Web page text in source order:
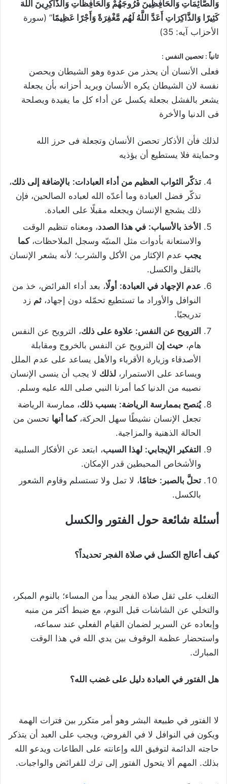
وَالصَّائِمَاتِ وَالْحَافِظِينَ فُرُوجَهُمْ وَالْحَافِظَاتِ وَالذَّاكِرِينَ اللَّهَ
كَثِيرًا وَالذَّاكِرَاتِ أَعَدَّ اللَّهُ لَهُم مَّغْفِرَةً وَأَجْرًا عَظِيمًا” (سورة
الأحزاب آيه: 35)
ثانياً : تحصين النفس :
فعلى الأنسان أن يحذر من عدوة وهو الشيطان ويحصن
نفسة لان الشيطان يكره الأنسان ويريد أحزانه بأن يجعلة
يشعر بالفشل بجعلة يكسل عن أداء كل ما يفيدة ويصلحة
فى الدنيا والأخرة
لذلك فأن الأذكار تحصن الأنسان وتجعلة فى حرز الله
وحمايتة فلا يستطيع أن يؤذيه
تذكّر الثواب العظيم من أداء العبادات: بالإضافة إلى ذلك،
تذكّر فضل العبادة وما أعدّه الله لعباده الصالحين، فإن
ذلك يشجع الإنسان ويجعله مقبلًا على العبادة.
الأخذ بالأسباب: في هذا الصدد، ومعناه تنظيم الوقت
والاستعانة بأدوات مثل المنبّه وسجل الملاحظات،كما
يجب عدم الإكثار من الأكل والشرب؛ لأنه يشعر الإنسان
بالثقل والكسل.
عدم الإجهاد في العبادة: أولًا، بعد أداء الفرائض، خذ من
النوافل والأوراد ما تستطيع تحمّله دون إجهاد، ثم زد
تدريجيًا.
الترويح عن النفس: علاوة على ذلك، الترويح عن النفس
هام، حيث إن الترويح عن النفس بالخروج ومقابلة
الأصدقاء وزيارة الأقرباء والأهل يساعد على عدم الملل
ويساعد على الاستمرار، لذلك لا يجب أن ينسى الإنسان
نصيبه من الدنيا كما أمرنا النبي صلى الله عليه وسلم.
يُنصح بممارسة الرياضة: بسبب ذلك، ممارسة الرياضة
تجعل الإنسان نشيطًا سهل الحركة،كما أنها تحسن من
الحالة الذهنية والمزاجية.
التفكير الإيجابي: لهذا السبب، ابتعد عن الأفكار السلبية
والأشخاص المحبطين قدر الإمكان.
تحلَّ بالصبر: ختامًا، لا تمل ولا تستسلم وقاوم الشعور
بالكسل.
أسئلة شائعة حول الفتور والكسل
كيف أعالج الكسل في صلاة الفجر تحديداً؟
التغلب على ثقل صلاة الفجر يبدأ من المساء؛ بالنوم المبكر،
والتخلي عن الشاشات قبل النوم، مع ضبط أكثر من منبه
وإبعاده عن السرير لضمان القيام الفعلي عند سماعه،
واستحضار عظمة الوقوف بين يدي الله في هذا الوقت
المبارك.
هل الفتور في العبادة دليل على غضب الله؟
لا الفتور في طبيعة البشر وهو أمر متكرر بين فترات الهمة
ويكون في النوافل لا في الفروض، ويجب على العبد أن يتذكر
حاجته الدائمة لتوفيق الله وإعانته على الطاعات ويدعو الله
بذلك. المهم ألا يتحول الفتور إلى ترك للفرائض والواجبات.